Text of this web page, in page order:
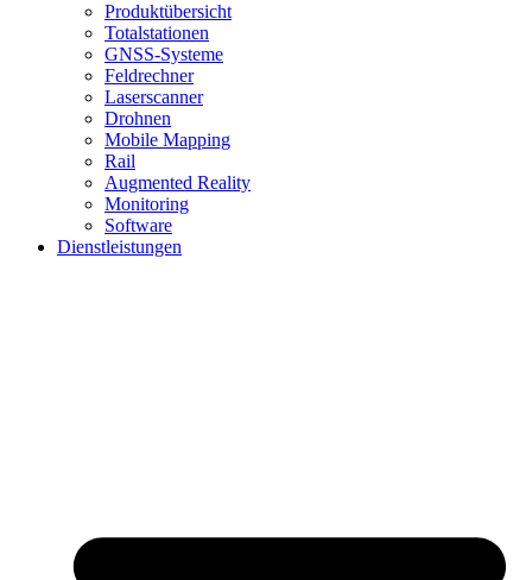
Produktübersicht
Totalstationen
GNSS-Systeme
Feldrechner
Laserscanner
Drohnen
Mobile Mapping
Rail
Augmented Reality
Monitoring
Software
Dienstleistungen